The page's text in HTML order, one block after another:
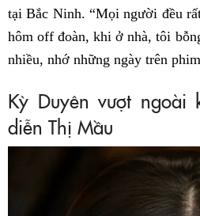
tại Bắc Ninh. “Mọi người đều
hôm off đoàn, khi ở nhà, tôi
nhiều, nhớ những ngày trên
Kỳ Duyên vượt ngoài
diễn Thị Mầu